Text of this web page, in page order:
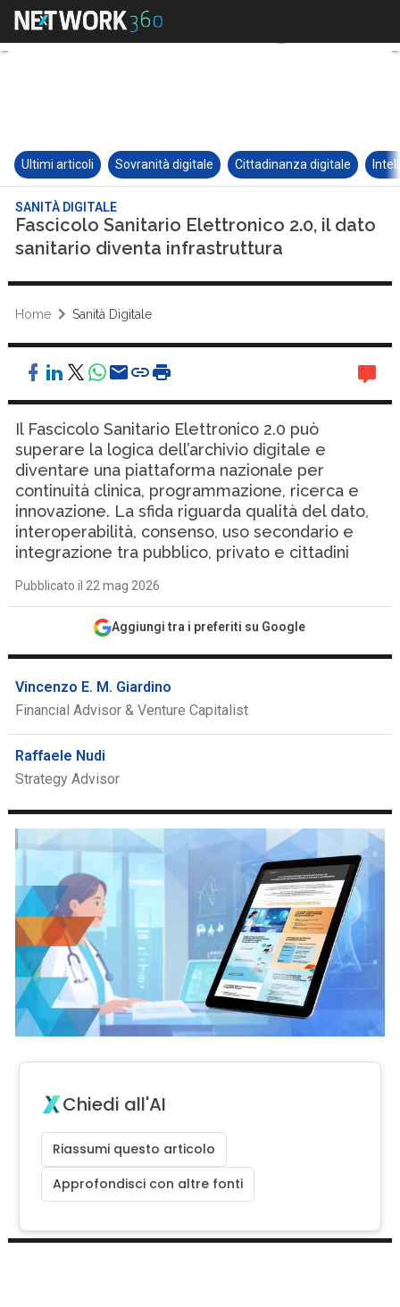
Ultimi articoli Sovranità digitale Cittadinanza digitale
SANITÀ DIGITALE
Fascicolo Sanitario Elettronico 2.0, il dato
sanitario diventa infrastruttura
Home Sanità Digitale
Il Fascicolo Sanitario Elettronico 2.0 può
superare la logica dell’archivio digitale e
diventare una piattaforma nazionale per
continuità clinica, programmazione, ricerca e
innovazione. La sfida riguarda qualità del dato,
interoperabilità, consenso, uso secondario e
integrazione tra pubblico, privato e cittadini
Pubblicato il 22 mag 2026
Aggiungi tra i preferiti su Google
Vincenzo E. M. Giardino
Financial Advisor & Venture Capitalist
Raffaele Nudi
Strategy Advisor
Chiedi all'AI
Riassumi questo articolo
Approfondisci con altre fonti